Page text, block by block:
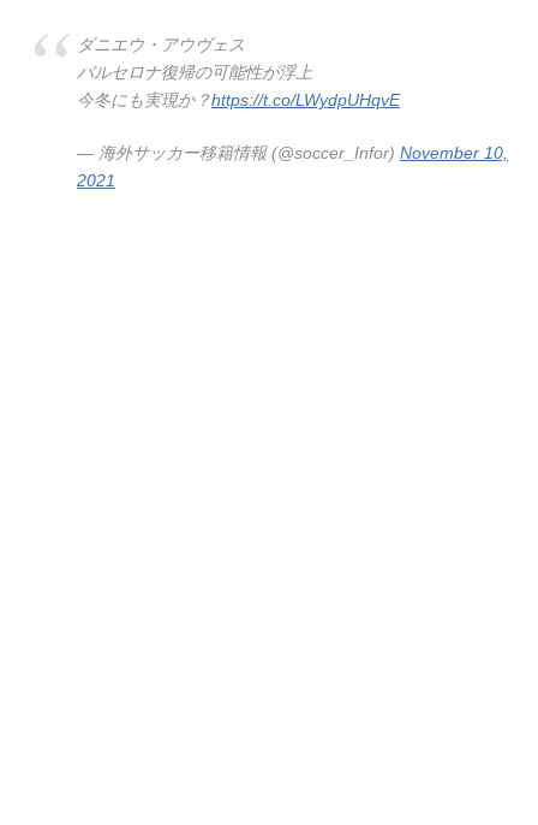
ダニエウ・アウヴェス
バルセロナ復帰の可能性が浮上
今冬にも実現か？https://t.co/LWydpUHqvE
— 海外サッカー移籍情報 (@soccer_Infor) November 10,
2021